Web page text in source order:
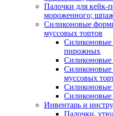
Палочки для кейк-
мороженного;
Силиконовые
муссовых тортов
пирожных
муссовых
Силиконовые
Инвентарь и
Палочки,